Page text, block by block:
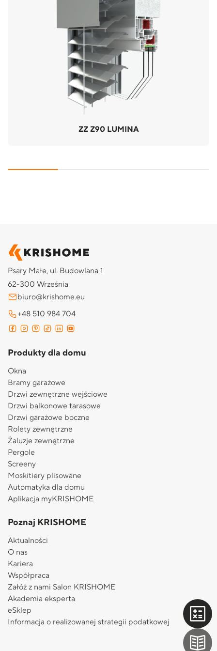
ZZ Z90 LUMINA
Psary Małe, ul. Budowlana 1
62-300 Września
biuro@krishome.eu
+48 510 984 704
Produkty dla domu
Okna
Bramy garażowe
Drzwi zewnętrzne wejściowe
Drzwi balkonowe tarasowe
Drzwi garażowe boczne
Rolety zewnętrzne
Żaluzje zewnętrzne
Pergole
Screeny
Moskitiery plisowane
Automatyka dla domu
Aplikacja myKRISHOME
Poznaj KRISHOME
Aktualności
O nas
Kariera
Współpraca
Załóż z nami Salon KRISHOME
Akademia eksperta
eSklep
Informacja o realizowanej strategii podatkowej